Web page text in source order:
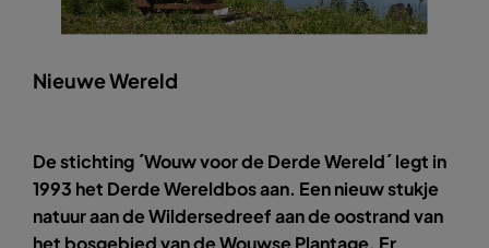
Nieuwe Wereld
De stichting ´Wouw voor de Derde Wereld´ legt in
1993 het Derde Wereldbos aan. Een nieuw stukje
natuur aan de Wildersedreef aan de oostrand van
het bosgebied van de Wouwse Plantage. Er